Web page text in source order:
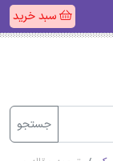
سبد خرید
جستجو